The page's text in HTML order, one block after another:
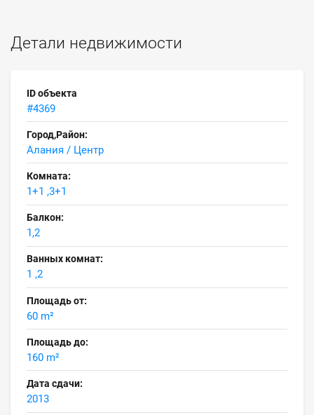
Детали недвижимости
ID объекта
#4369
Город,Район:
Алания / Центр
Комната:
1+1 ,3+1
Балкон:
1,2
Ванных комнат:
1 ,2
Площадь от:
60 m²
Площадь до:
160 m²
Дата сдачи:
2013